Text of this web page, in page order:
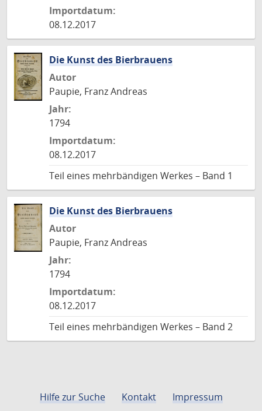
Importdatum:
08.12.2017
Die Kunst des Bierbrauens
Autor
Paupie, Franz Andreas
Jahr:
1794
Importdatum:
08.12.2017
Teil eines mehrbändigen Werkes – Band 1
Die Kunst des Bierbrauens
Autor
Paupie, Franz Andreas
Jahr:
1794
Importdatum:
08.12.2017
Teil eines mehrbändigen Werkes – Band 2
Hilfe zur Suche Kontakt
Impressum